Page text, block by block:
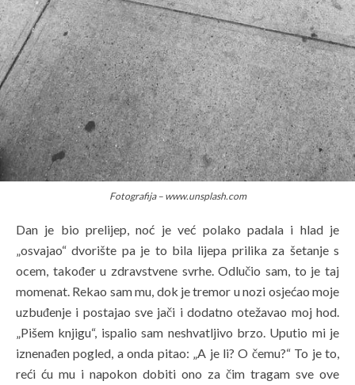
Fotografija – www.unsplash.com
Dan je bio prelijep, noć je već polako padala i hlad je
„osvajao“ dvorište pa je to bila lijepa prilika za šetanje s
ocem, također u zdravstvene svrhe. Odlučio sam, to je taj
momenat. Rekao sam mu, dok je tremor u nozi osjećao moje
uzbuđenje i postajao sve jači i dodatno otežavao moj hod.
„Pišem knjigu“, ispalio sam neshvatljivo brzo. Uputio mi je
iznenađen pogled, a onda pitao: „A je li? O čemu?“ To je to,
reći ću mu i napokon dobiti ono za čim tragam sve ove